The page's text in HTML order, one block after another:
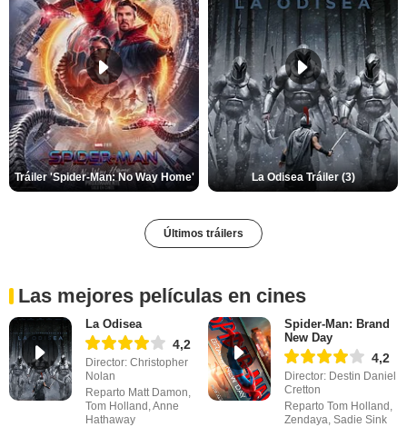
Tráiler 'Spider-Man: No Way Home' La Odisea Tráiler (3)
Últimos tráilers
Las mejores películas en cines
La Odisea
4,2
Director: Christopher
Nolan
Reparto Matt Damon,
Tom Holland, Anne
Hathaway
Spider-Man: Brand
New Day
4,2
Director: Destin Daniel
Cretton
Reparto Tom Holland,
Zendaya, Sadie Sink